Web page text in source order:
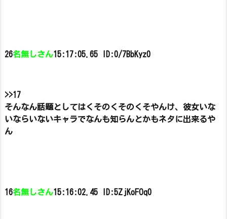
26名無しさん15:17:05.65 ID:0/7BbKyz0
>>17
そんなん話題としてはくそのくそのくそやんけ、 彼女いな
いならいないキャラでなんも知らんとかもネタに出来るや
ん
16名無しさん15:16:02.45 ID:5ZjKoFOq0